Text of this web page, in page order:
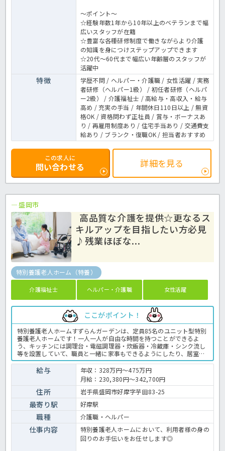
～ポイント～
☆経験年数1年から10年以上のベテランまで幅
広いスタッフが在籍
☆豊富な各種研修制度で働きながらより介護
の知識を身につけステップアップできます
☆20代～60代まで幅広い年齢層のスタッフが
活躍中
特徴
学歴不問 / ヘルパー・介護職 / 女性活躍 / 実務
者研修（ヘルパー1級） / 初任者研修（ヘルパ
ー2級） / 介護福祉士 / 高給与・高収入・給与
高め / 充実の手当 / 年間休日110日以上 / 無資
格OK / 資格問わず正社員 / 賞与・ボーナスあ
り / 再雇用制度あり / 住宅手当あり / 交通費支
給あり / ブランク・復職OK / 担当者おすすめ
この求人に
問い合わせる 詳細を見る
盛岡市
高品質な介護を提供☆更なるス
キルアップを目指したい方必見
♪残業ほぼな...
特別養護老人ホーム（特養）
介護福祉士 ヘルパー・介護職 女性活躍
ここがポイント！
特別養護老人ホームすずらんガーデンは、定員85名のユニット型特別
養護老人ホームです！一人一人が自由な時間を持つことができるよ
う、キッチンには調理台・電磁調理器・炊飯器・冷蔵庫・シンク流し
等を設置していて、職員と一緒に家事もできるようにしたり、居室に
は馴染みの家具や小物等の持ち込みはもちろん、電話を引くことも可
能にしています。利用者様へのサービス向上を常に考え、職員様同士
でも連携を大切にし介護業務に取り組まれております♪スキルアップ
のための転職をしたい！！という方にはピッタリの求人です☆まずは
お気軽にほっ介護までお問い合わせくださいね。特別養護老人ホーム
での介護業務全般です。 ＜介護職 正職員 特別養護老人ホームの求
給与
年収：328万円～475万円
月給：230,380円～342,700円
住所 岩手県盛岡市好摩字芋田83-25
最寄り駅 好摩駅
職種 介護職・ヘルパー
仕事内容
特別養護老人ホームにおいて、利用者様の身の
回りのお手伝いをお任せします◎